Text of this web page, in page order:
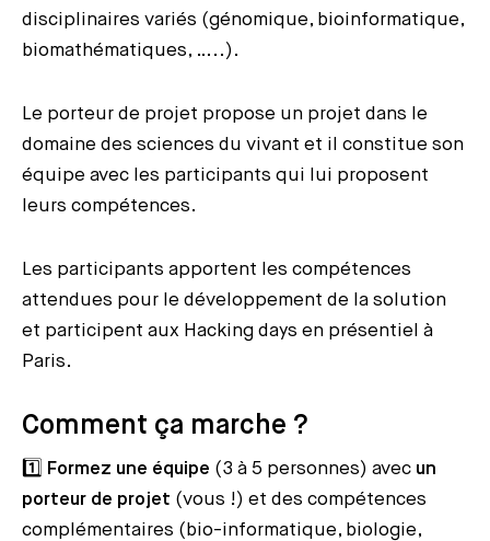
disciplinaires variés (génomique, bioinformatique,
biomathématiques, …..).
Le porteur de projet propose un projet dans le
domaine des sciences du vivant et il constitue son
équipe avec les participants qui lui proposent
leurs compétences.
Les participants apportent les compétences
attendues pour le développement de la solution
et participent aux Hacking days en présentiel à
Paris.
Comment ça marche ?
1️⃣ Formez une équipe (3 à 5 personnes) avec un
porteur de projet (vous !) et des compétences
complémentaires (bio-informatique, biologie,